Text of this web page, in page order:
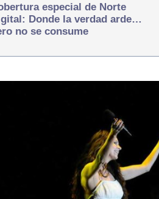
especial de Norte
Donde la verdad arde…
no se consume